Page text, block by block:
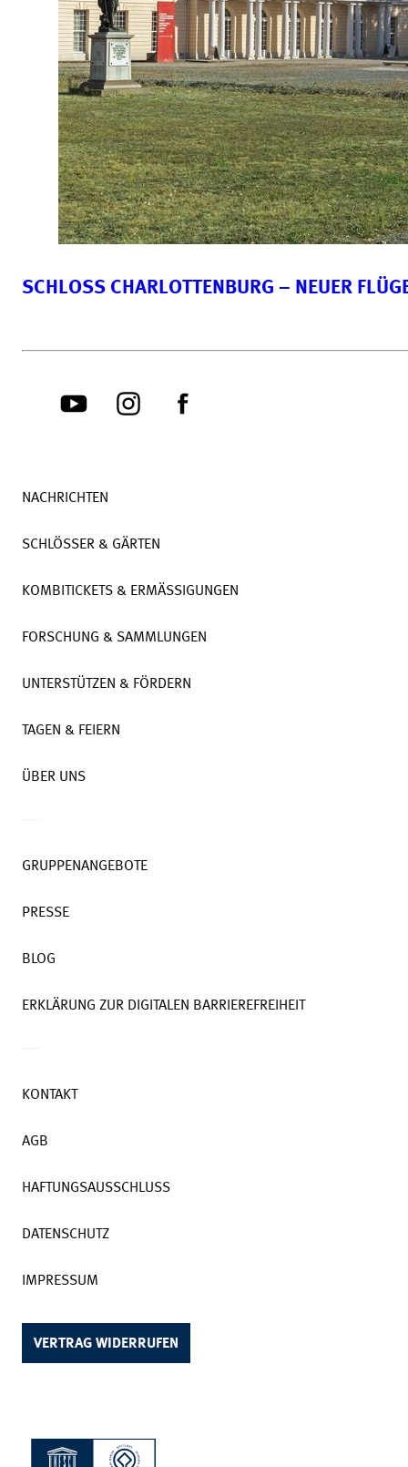
SCHLOSS CHARLOTTENBURG – NEUER
NACHRICHTEN
SCHLÖSSER & GÄRTEN
KOMBITICKETS & ERMÄSSIGUNGEN
FORSCHUNG & SAMMLUNGEN
UNTERSTÜTZEN & FÖRDERN
TAGEN & FEIERN
ÜBER UNS
GRUPPENANGEBOTE
PRESSE
BLOG
ERKLÄRUNG ZUR DIGITALEN BARRIEREFREIHEIT
KONTAKT
AGB
HAFTUNGSAUSSCHLUSS
DATENSCHUTZ
IMPRESSUM
VERTRAG WIDERRUFEN